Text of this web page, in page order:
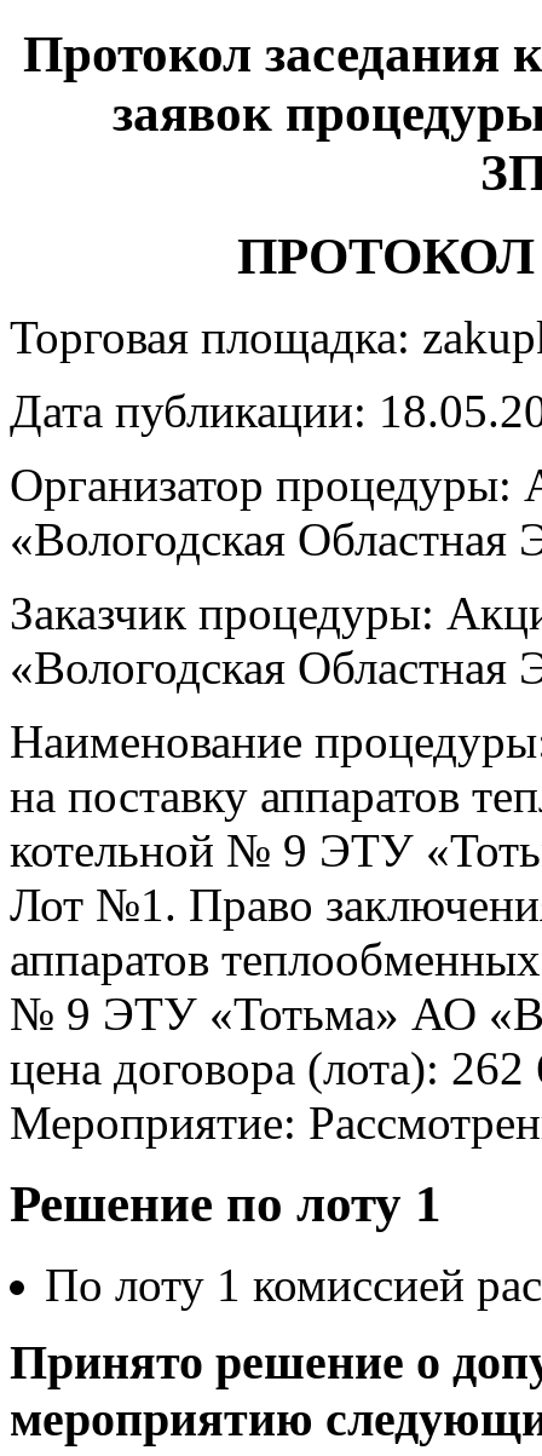
Протокол заседания
заявок
Торговая площадка:
Дата публикации:
Организатор процедуры:
«Вологодская Областная
Заказчик процедуры:
«Вологодская Областная
Наименование
на поставку аппаратов
котельной № 9 ЭТУ
Лот №1. Право
аппаратов
№ 9 ЭТУ «Тотьма» АО
цена договора (лота):
Мероприятие:
Решение по лоту 1
По лоту 1 комиссией
Принято решение о
мероприятию